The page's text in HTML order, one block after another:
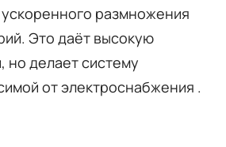
размножения
Это даёт высокую
но делает систему
от электроснабжения .